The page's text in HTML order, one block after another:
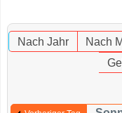
Nach Jahr Nach